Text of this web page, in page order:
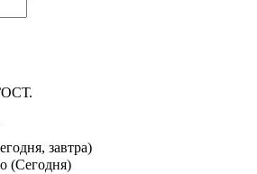
завтра)
(Сегодня)